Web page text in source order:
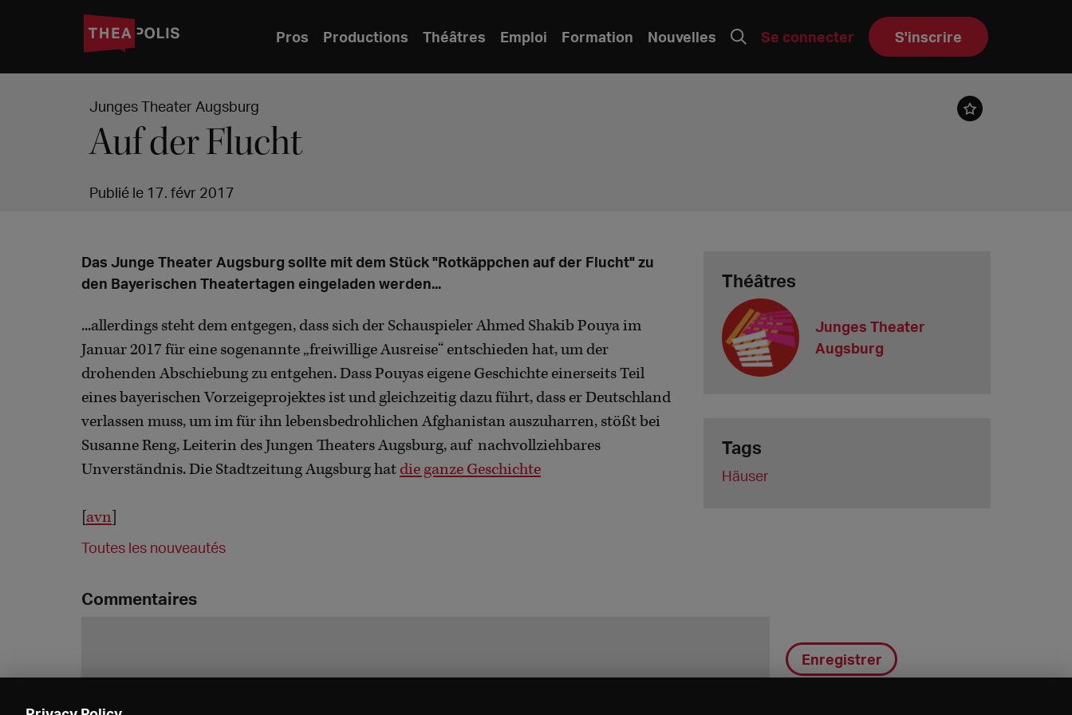
Pros Productions Théâtres Emploi Formation Nouvelles Se connecter S'inscrire
Junges Theater Augsburg
Auf der Flucht
Publié le 17. févr 2017
Das Junge Theater Augsburg sollte mit dem Stück "Rotkäppchen auf der Flucht" zu
den Bayerischen Theatertagen eingeladen werden...
...allerdings steht dem entgegen, dass sich der Schauspieler Ahmed Shakib Pouya im
Januar 2017 für eine sogenannte „freiwillige Ausreise“ entschieden hat, um der
drohenden Abschiebung zu entgehen. Dass Pouyas eigene Geschichte einerseits Teil
eines bayerischen Vorzeigeprojektes ist und gleichzeitig dazu führt, dass er Deutschland
verlassen muss, um im für ihn lebensbedrohlichen Afghanistan auszuharren, stößt bei
Susanne Reng, Leiterin des Jungen Theaters Augsburg, auf nachvollziehbares
Unverständnis. Die Stadtzeitung Augsburg hat die ganze Geschichte
avn
Toutes les nouveautés
Théâtres
Junges Theater
Augsburg
Tags
Häuser
Commentaires
Enregistrer